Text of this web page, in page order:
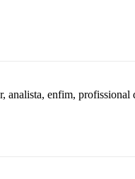
analista, enfim,